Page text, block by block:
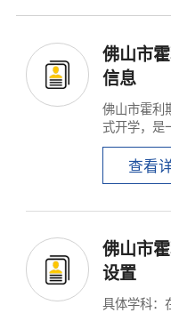
佛山市
信息
佛山市霍利
式开学，是
至18岁学生
查看
佛山市
设置
具体学科：